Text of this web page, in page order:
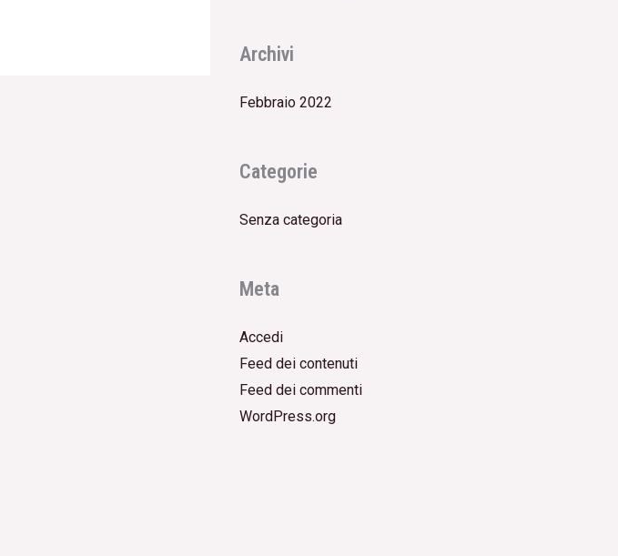
Archivi
Febbraio 2022
Categorie
Senza categoria
Meta
Accedi
Feed dei contenuti
Feed dei commenti
WordPress.org